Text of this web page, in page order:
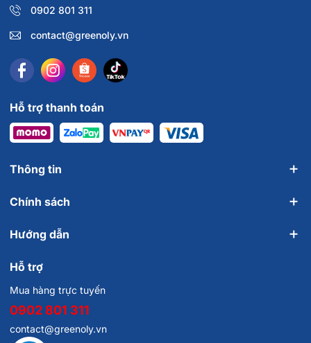
0902 801 311
contact@greenoly.vn
Hỗ trợ thanh toán
Thông tin
Chính sách
Hướng dẫn
Hỗ trợ
Mua hàng trực tuyến
0902 801 311
contact@greenoly.vn